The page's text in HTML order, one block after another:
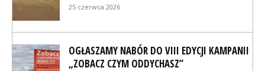
25 czerwca 2026
OGŁASZAMY NABÓR DO VIII EDYCJI KAMPANII
„ZOBACZ CZYM ODDYCHASZ”